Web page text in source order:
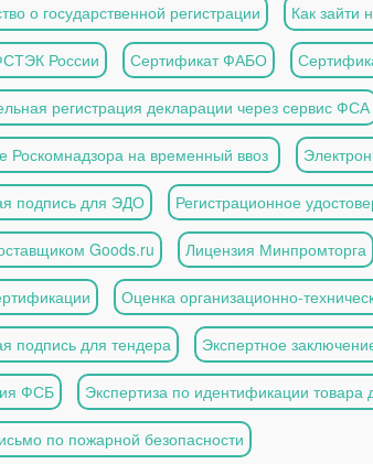
о государственной регистрации Как зайти
России Сертификат ФАБО
регистрация декларации через сервис ФСА
Роскомнадзора на временный ввоз
подпись для ЭДО Регистрационное
Goods.ru Лицензия Минпромторга
Оценка организационно-
подпись для тендера Экспертное
ФСБ Экспертиза по идентификации
по пожарной безопасности